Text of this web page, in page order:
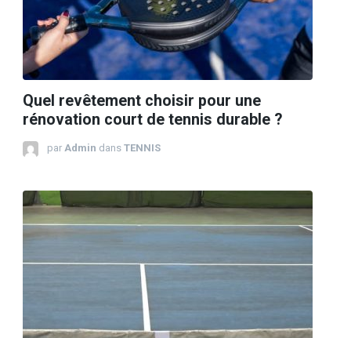
Quel revêtement choisir pour une
rénovation court de tennis durable ?
par Admin dans TENNIS